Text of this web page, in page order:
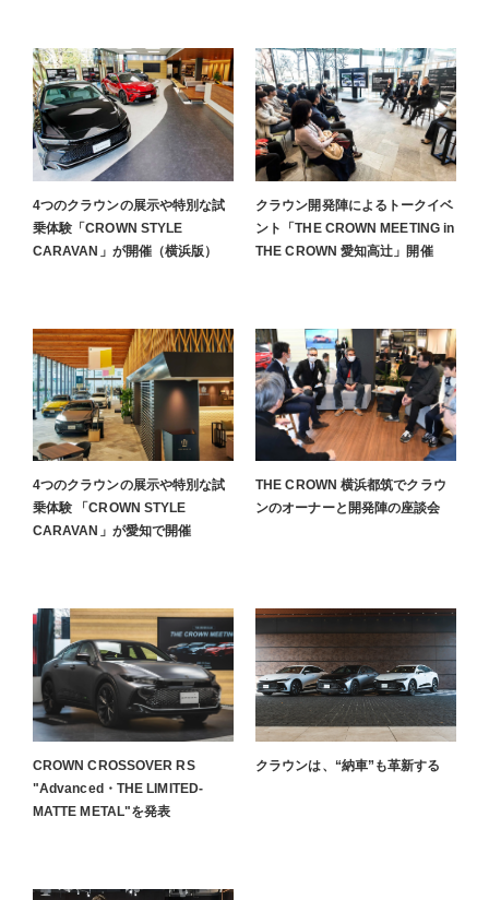
4つのクラウンの展示や特別な試
乗体験「CROWN STYLE
CARAVAN」が開催（横浜版）
クラウン開発陣によるトークイベ
ント「THE CROWN MEETING in
THE CROWN 愛知高辻」開催
4つのクラウンの展示や特別な試
乗体験 「CROWN STYLE
CARAVAN」が愛知で開催
THE CROWN 横浜都筑でクラウ
ンのオーナーと開発陣の座談会
CROWN CROSSOVER RS
"Advanced・THE LIMITED-
MATTE METAL"を発表
クラウンは、“納車”も革新する